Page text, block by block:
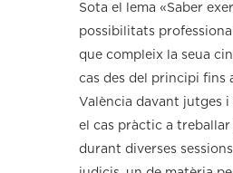
Sota el lema «Saber
possibilitats
que compleix la seua
cas des del principi fins
València davant jutges
el cas pràctic a
durant diverses